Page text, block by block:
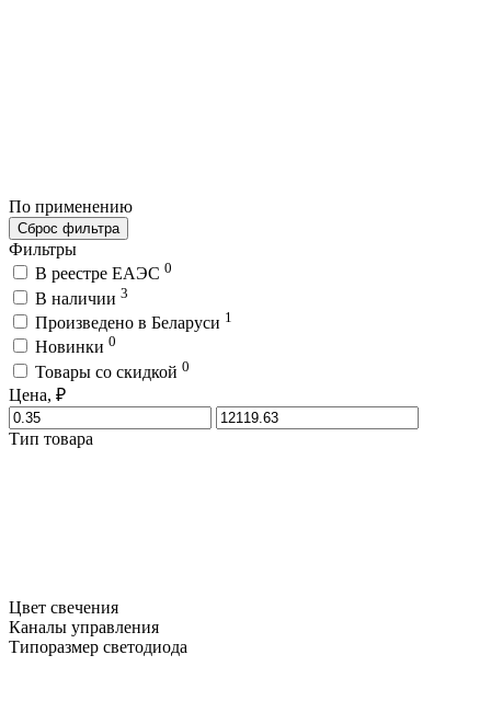
По применению
Сброс фильтра
Фильтры
В реестре ЕАЭС 0
В наличии 3
Произведено в Беларуси 1
Новинки 0
Товары со скидкой 0
Цена, ₽
Тип товара
Цвет свечения
Каналы управления
Типоразмер светодиода